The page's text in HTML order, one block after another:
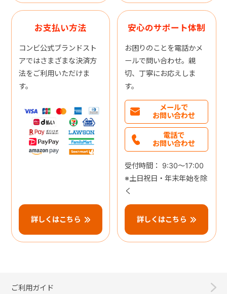
お支払い方法
コンビ公式ブランドスト
アではさまざまな決済方
法をご利用いただけま
す。
詳しくはこちら
安心のサポート体制
お困りのことを電話かメ
ールで問い合わせ。親
切、丁寧にお応えしま
す。
メールで
お問い合わせ
電話で
お問い合わせ
受付時間： 9:30～17:00
※土日祝日・年末年始を除
く
詳しくはこちら
ご利用ガイド